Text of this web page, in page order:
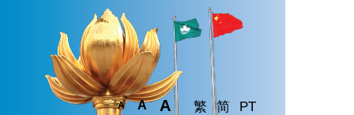
A A A 繁 简 PT